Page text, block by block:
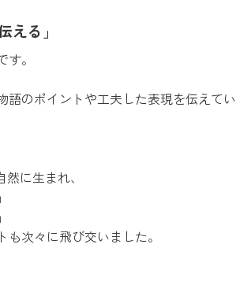
る」
。
のポイントや工夫した表現を伝えてい
に生まれ、
次々に飛び交いました。